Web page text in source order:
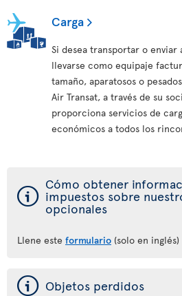
Carga
Si desea transportar o
llevarse como equipaje
tamaño, aparatosos o
Air Transat, a través de su
proporciona servicios de
económicos a todos los
ý Cómo obtener
impuestos sobre
opcionales
Llene este formulario (solo en inglés)
ý Objetos perdidos